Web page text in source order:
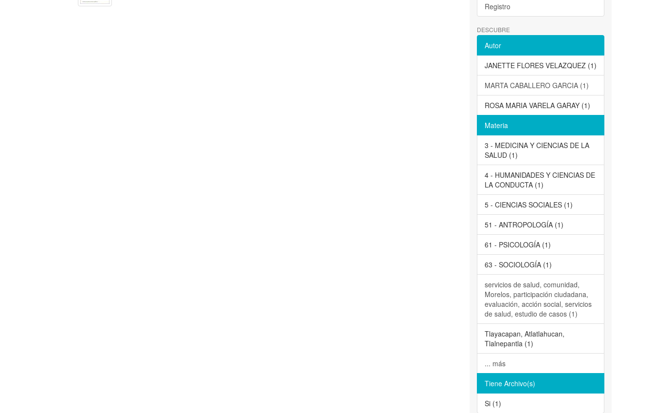
Registro
DESCUBRE
Autor
JANETTE FLORES VELAZQUEZ (1)
MARTA CABALLERO GARCIA (1)
ROSA MARIA VARELA GARAY (1)
Materia
3 - MEDICINA Y CIENCIAS DE LA
SALUD (1)
4 - HUMANIDADES Y CIENCIAS DE
LA CONDUCTA (1)
5 - CIENCIAS SOCIALES (1)
51 - ANTROPOLOGÍA (1)
61 - PSICOLOGÍA (1)
63 - SOCIOLOGÍA (1)
servicios de salud, comunidad,
Morelos, participación ciudadana,
evaluación, acción social, servicios
de salud, estudio de casos (1)
Tlayacapan, Atlatlahucan,
Tlalnepantla (1)
... más
Tiene Archivo(s)
Si (1)